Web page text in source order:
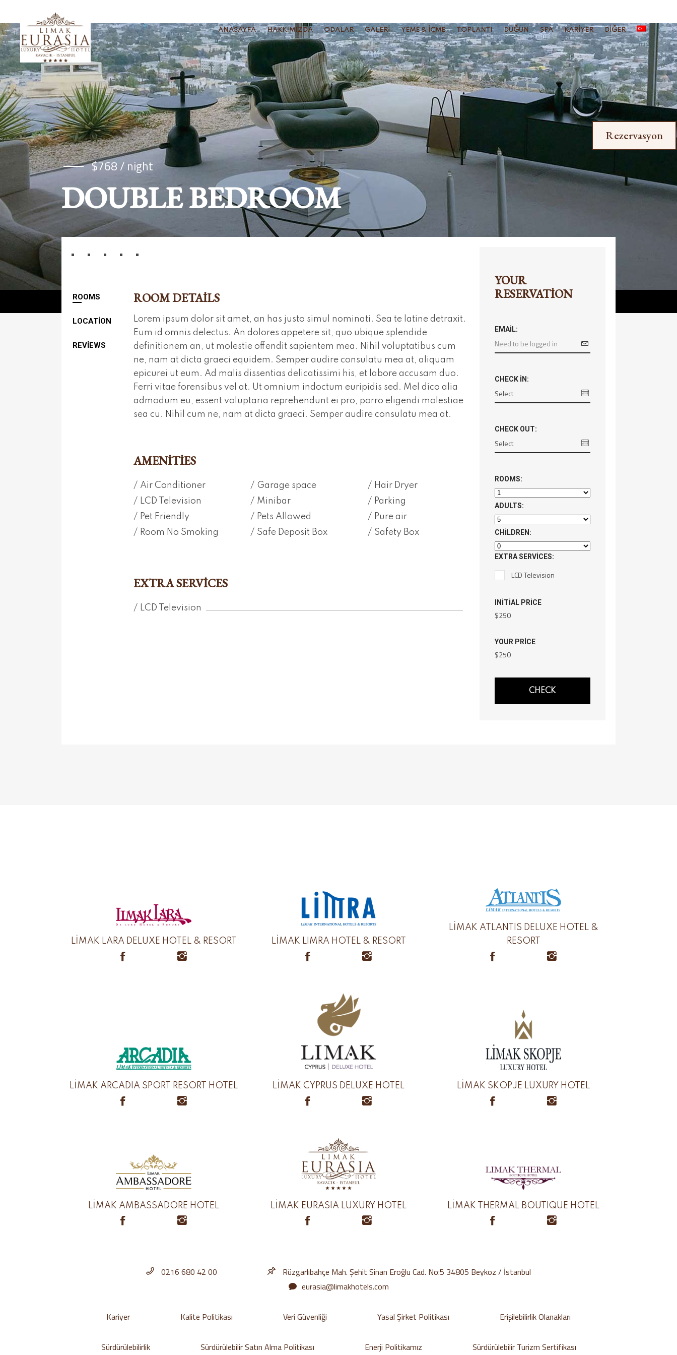
Rezervasyon
ANASAYFA HAKKIMIZDA ODALAR GALERI YEME & İÇME TOPLANTI DÜĞÜN SPA KARIYER DIĞER
$768 / night
DOUBLE BEDROOM
ROOMS
LOCATION
REVIEWS
ROOM DETAILS
Lorem ipsum dolor sit amet, an has justo simul nominati. Sea te latine detraxit.
Eum id omnis delectus. An dolores appetere sit, quo ubique splendide
definitionem an, ut molestie offendit sapientem mea. Nihil voluptatibus cum
ne, nam at dicta graeci equidem. Semper audire consulatu mea at, aliquam
epicurei ut eum. Ad malis dissentias delicatissimi his, et labore accusam duo.
Ferri vitae forensibus vel at. Ut omnium indoctum euripidis sed. Mel dico alia
admodum eu, essent voluptaria reprehendunt ei pro, porro eligendi molestiae
sea cu. Nihil cum ne, nam at dicta graeci. Semper audire consulatu mea at.
AMENITIES
Air Conditioner Garage space
Hair Dryer
LCD Television
Minibar
Parking
Pet Friendly
Pets Allowed
Pure air
Room No Smoking
Safe Deposit Box Safety Box
EXTRA SERVICES
LCD Television
YOUR
RESERVATION
EMAIL:
CHECK IN:
CHECK OUT:
ROOMS:
ADULTS:
CHILDREN:
EXTRA SERVICES:
LCD Television
INITIAL PRICE
$250
YOUR PRICE
$250
CHECK
LİMAK LARA DELUXE HOTEL & RESORT LİMAK LIMRA HOTEL & RESORT
LİMAK ATLANTIS DELUXE HOTEL &
RESORT
LİMAK ARCADIA SPORT RESORT HOTEL LİMAK CYPRUS DELUXE HOTEL LİMAK SKOPJE LUXURY HOTEL
LİMAK AMBASSADORE HOTEL LİMAK EURASIA LUXURY HOTEL LİMAK THERMAL BOUTIQUE HOTEL
0216 680 42 00
Rüzgarlıbahçe Mah. Şehit Sinan Eroğlu Cad. No:5 34805 Beykoz / İstanbul
eurasia@limakhotels.com
Kariyer Kalite Politikası Veri Güvenliği Yasal Şirket Politikası Erişilebilirlik Olanakları
Sürdürülebilirlik Sürdürülebilir Satın Alma Politikası Enerji Politikamız Sürdürülebilir Turizm Sertifikası